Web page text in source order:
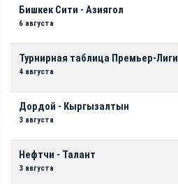
Бишкек Сити - Азиягол
6 августа
Турнирная таблица Премьер-Лиги
4 августа
Дордой - Кыргызалтын
3 августа
Нефтчи - Талант
3 августа